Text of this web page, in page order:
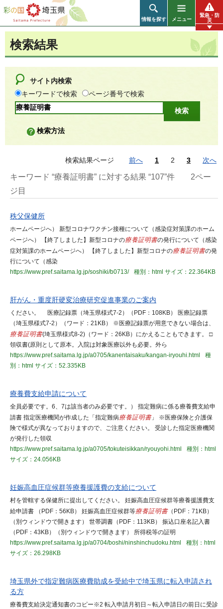
彩の国 埼玉県
情報を探す メニュー
緊急・防
災
検索結果
サイト内検索
キーワードで検索
ページ番号で検索
検索方法
検索結果ページ 前へ 1 2 3 次へ
キーワード “療養証明書” に対する結果 “107”件
2ペー
ジ目
秩父保健所
ホームページへ） 新型コロナワクチン接種について（感染症対策課のホーム
ページへ） 【終了しました】新型コロナの療養証明書の発行について（感染
症対策課のホームページへ） 【終了しました】新型コロナの療養証明書の発
行について（感染
https://www.pref.saitama.lg.jp/soshiki/b0713/
種別：html サイズ：22.364KB
肝がん・重度肝硬変治療研究促進事業のご案内
ください。 医療記録票（埼玉県様式7-2）（PDF：108KB） 医療記録票
（埼玉県様式7-2）（ワード：21KB） ※医療記録票が用意できない場合は、
療養証明書(埼玉県様式8-2)（ワード：26KB）にかえることもできます。 □
領収書(原則として原本。入院は対象医療以外も必要。外ら
https://www.pref.saitama.lg.jp/a0705/kanentaisaku/kangan-iryouhi.html
種
別：html サイズ：52.335KB
療養費支給申請について
全員必要です。6、7は該当者のみ必要です。） 指定難病に係る療養費支給申
請書 指定医療機関が作成した「指定難病療養証明書」 ※医療保険と介護保
険で様式が異なっておりますので、ご注意ください。 受診した指定医療機関
が発行した領収
https://www.pref.saitama.lg.jp/a0705/tokuteisikkan/ryouyohi.html
種別：html
サイズ：24.056KB
妊娠高血圧症候群等療養援護費の支給について
村を管轄する保健所に提出してください。 妊娠高血圧症候群等療養援護費支
給申請書 （PDF：56KB） 妊娠高血圧症候群等療養証明書（PDF：71KB）
（別ウィンドウで開きます） 世帯調書（PDF：113KB） 振込口座名記入書
（PDF：43KB）（別ウィンドウで開きます） 所得税等の証明
https://www.pref.saitama.lg.jp/a0704/boshi/ninshinchudoku.html
種別：html
サイズ：26.298KB
埼玉県外で指定難病医療費助成を受給中で埼玉県に転入申請され
る方
療養費支給決定通知書のコピー※2 転入申請月初日～転入申請日の前日に受診